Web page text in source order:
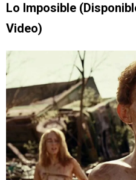
Lo Imposible
Video)